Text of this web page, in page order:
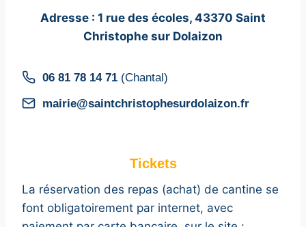
Adresse : 1 rue des écoles, 43370 Saint
Christophe sur Dolaizon
06 81 78 14 71 (Chantal)
mairie@saintchristophesurdolaizon.fr
Tickets
La réservation des repas (achat) de cantine se
font obligatoirement par internet, avec